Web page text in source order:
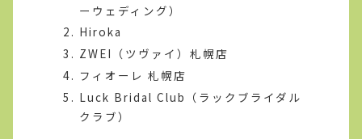
ーウェディング）
Hiroka
ZWEI（ツヴァイ）札幌店
フィオーレ 札幌店
Luck Bridal Club（ラックブライダル
クラブ）